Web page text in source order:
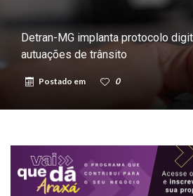
Detran-MG implanta protocolo
autuações de trânsito
Postado em 0